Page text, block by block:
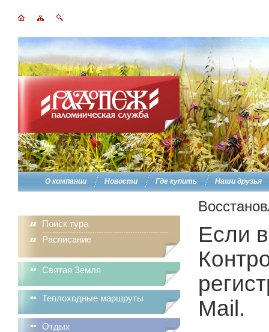
О компании Новости Где купить Наши друзья
Поиск тура
Расписание
Святая Земля
Теплоходные маршруты
Отдых
Если
Mail.